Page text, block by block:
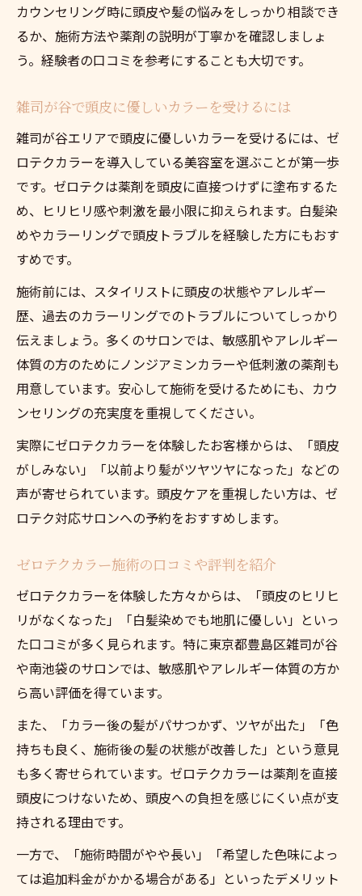
カウンセリング時に頭皮や髪の悩みをしっかり相談でき
るか、施術方法や薬剤の説明が丁寧かを確認しましょ
う。経験者の口コミを参考にすることも大切です。
雑司が谷で頭皮に優しいカラーを受けるには
雑司が谷エリアで頭皮に優しいカラーを受けるには、ゼ
ロテクカラーを導入している美容室を選ぶことが第一歩
です。ゼロテクは薬剤を頭皮に直接つけずに塗布するた
め、ヒリヒリ感や刺激を最小限に抑えられます。白髪染
めやカラーリングで頭皮トラブルを経験した方にもおす
すめです。
施術前には、スタイリストに頭皮の状態やアレルギー
歴、過去のカラーリングでのトラブルについてしっかり
伝えましょう。多くのサロンでは、敏感肌やアレルギー
体質の方のためにノンジアミンカラーや低刺激の薬剤も
用意しています。安心して施術を受けるためにも、カウ
ンセリングの充実度を重視してください。
実際にゼロテクカラーを体験したお客様からは、「頭皮
がしみない」「以前より髪がツヤツヤになった」などの
声が寄せられています。頭皮ケアを重視したい方は、ゼ
ロテク対応サロンへの予約をおすすめします。
ゼロテクカラー施術の口コミや評判を紹介
ゼロテクカラーを体験した方々からは、「頭皮のヒリヒ
リがなくなった」「白髪染めでも地肌に優しい」といっ
た口コミが多く見られます。特に東京都豊島区雑司が谷
や南池袋のサロンでは、敏感肌やアレルギー体質の方か
ら高い評価を得ています。
また、「カラー後の髪がパサつかず、ツヤが出た」「色
持ちも良く、施術後の髪の状態が改善した」という意見
も多く寄せられています。ゼロテクカラーは薬剤を直接
頭皮につけないため、頭皮への負担を感じにくい点が支
持される理由です。
一方で、「施術時間がやや長い」「希望した色味によっ
ては追加料金がかかる場合がある」といったデメリット